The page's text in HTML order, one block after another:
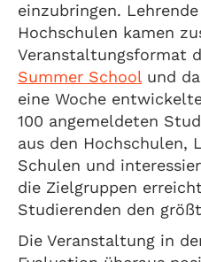
einzubringen.
Hochschulen kamen
Veranstaltungsformat
Summer School und
eine Woche
100 angemeldeten
aus den Hochschulen,
Schulen und
die Zielgruppen
Studierenden den
Die Veranstaltung in